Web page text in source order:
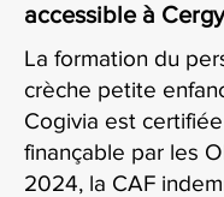
accessible à Cergy
La formation du
crèche petite
Cogivia est
finançable par les
2024, la CAF